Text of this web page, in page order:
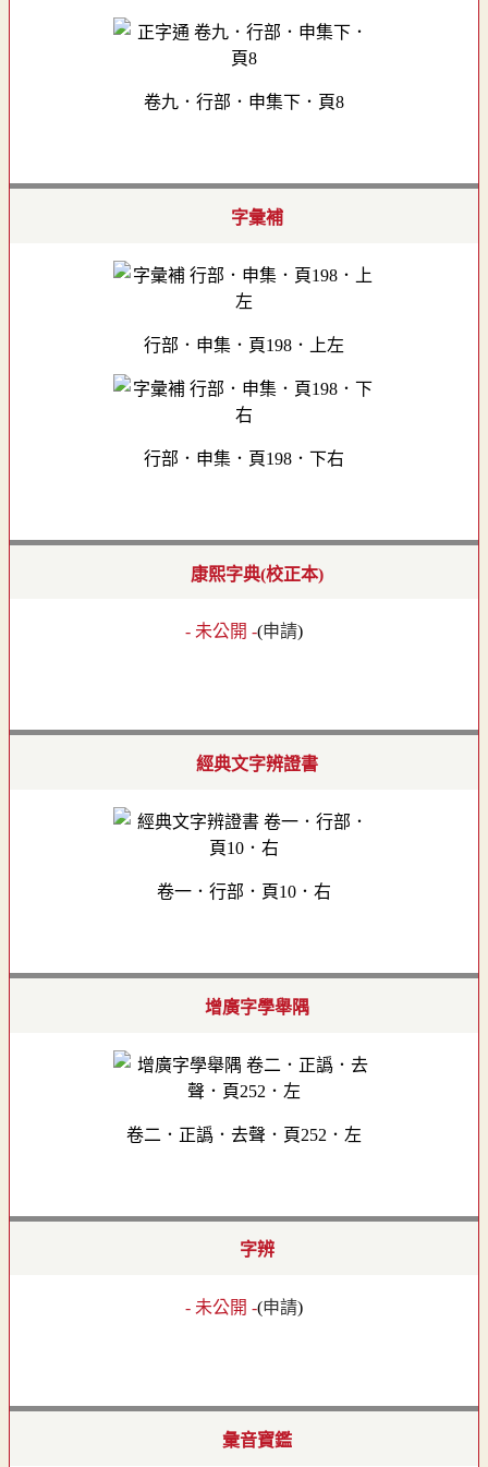
卷九．行部．申集下．頁8
字彙補
行部．申集．頁198．上左
行部．申集．頁198．下右
康熙字典(校正本)
- 未公開 -(申請)
經典文字辨證書
卷一．行部．頁10．右
增廣字學舉隅
卷二．正譌．去聲．頁252．左
字辨
- 未公開 -(申請)
彙音寶鑑